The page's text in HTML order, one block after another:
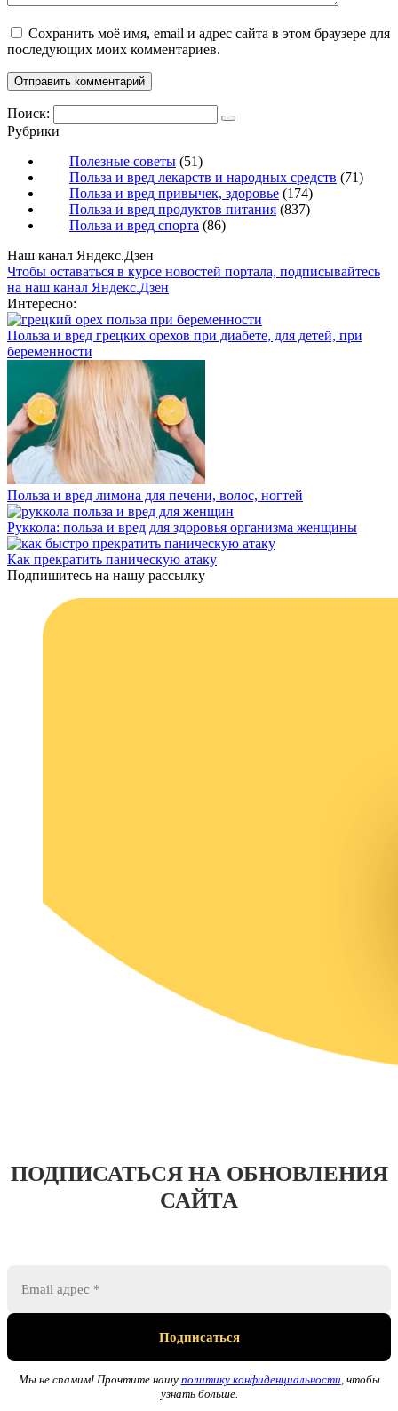
Сохранить моё имя, email и адрес сайта в этом браузере для
последующих моих комментариев.
Поиск:
Рубрики
Полезные советы (51)
Польза и вред лекарств и народных средств (71)
Польза и вред привычек, здоровье (174)
Польза и вред продуктов питания (837)
Польза и вред спорта (86)
Наш канал Яндекс.Дзен
Чтобы оставаться в курсе новостей портала, подписывайтесь
на наш канал Яндекс.Дзен
Интересно:
Польза и вред грецких орехов при диабете, для детей, при
беременности
Польза и вред лимона для печени, волос, ногтей
Руккола: польза и вред для здоровья организма женщины
Как прекратить паническую атаку
Подпишитесь на нашу рассылку
ПОДПИСАТЬСЯ НА ОБНОВЛЕНИЯ
САЙТА
Мы не спамим! Прочтите нашу политику конфиденциальности , чтобы
узнать больше.